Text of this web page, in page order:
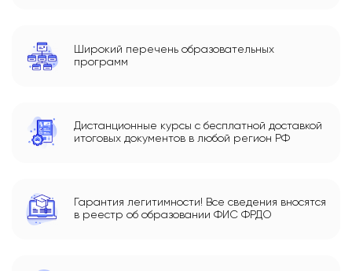
Широкий перечень образовательных
программ
Дистанционные курсы с бесплатной доставкой
итоговых документов в любой регион РФ
Гарантия легитимности! Все сведения вносятся
в реестр об образовании ФИС ФРДО